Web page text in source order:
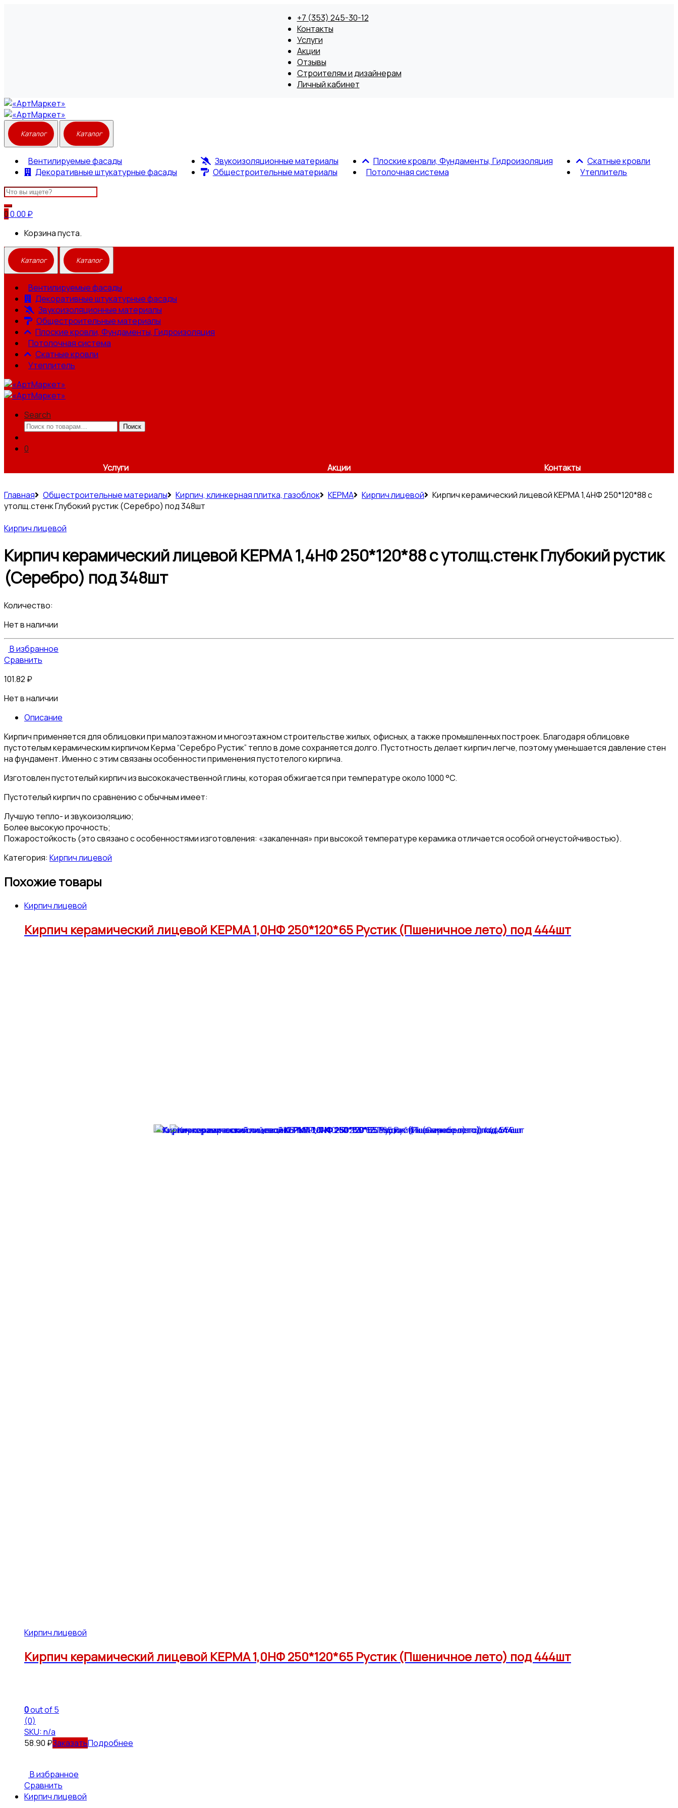
Вентилируемые фасады
Декоративные штукатурные фасады
Звукоизоляционные материалы
Общестроительные материалы
Плоские кровли, Фундаменты, Гидроизоляция
Потолочная система
Скатные кровли
Утеплитель
Search
for:
00.00 ₽
Корзина пуста.
+7 (353) 245-30-12
Контакты
Услуги
Акции
Отзывы
Строителям и дизайнерам
Личный кабинет
Вентилируемые фасады
Декоративные штукатурные фасады
Звукоизоляционные материалы
Общестроительные материалы
Плоские кровли, Фундаменты, Гидроизоляция
Потолочная система
Скатные кровли
Утеплитель
Search
Искать:
Поиск
0
Услуги
Акции Контакты
Главная Общестроительные материалы Кирпич, клинкерная плитка, газоблок КЕРМА Кирпич лицевой
Кирпич керамический лицевой КЕРМА 1,4НФ 250*120*88 с
утолщ.стенк Глубокий рустик (Серебро) под 348шт
Кирпич лицевой
Кирпич керамический лицевой КЕРМА 1,4НФ 250*120*88 с утолщ.стенк Глубокий рустик
(Серебро) под 348шт
Количество:
Нет в наличии
В избранное
Сравнить
101.82 ₽
Нет в наличии
Описание
Кирпич применяется для облицовки при малоэтажном и многоэтажном строительстве жилых, офисных, а также промышленных построек. Благодаря облицовке
пустотелым керамическим кирпичом Керма “Серебро Рустик” тепло в доме сохраняется долго. Пустотность делает кирпич легче, поэтому уменьшается давление стен
на фундамент. Именно с этим связаны особенности применения пустотелого кирпича.
Изготовлен пустотелый кирпич из высококачественной глины, которая обжигается при температуре около 1000 °C.
Пустотелый кирпич по сравнению с обычным имеет:
Лучшую тепло- и звукоизоляцию;
Более высокую прочность;
Пожаростойкость (это связано с особенностями изготовления: «закаленная» при высокой температуре керамика отличается особой огнеустойчивостью).
Категория: Кирпич лицевой
Похожие товары
Кирпич лицевой
Кирпич керамический лицевой КЕРМА 1,0НФ 250*120*65 Рустик (Пшеничное лето) под 444шт
Кирпич лицевой
Кирпич керамический лицевой КЕРМА 1,0НФ 250*120*65 Рустик (Пшеничное лето) под 444шт
0out of 5
(0)
SKU: n/a
58.90 ₽ Подробнее
В избранное
Сравнить
Кирпич лицевой